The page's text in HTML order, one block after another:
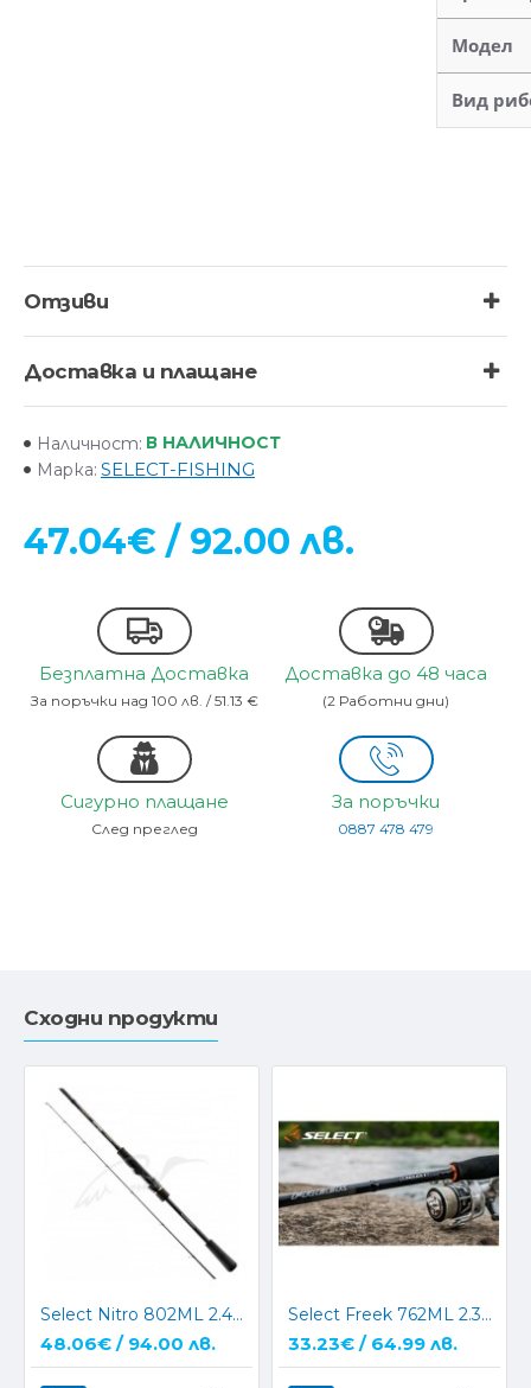
Модел
Вид
Отзиви
Доставка и плащане
Наличност: В НАЛИЧНОСТ
Марка: SELECT-FISHING
47.04€ / 92.00 лв.
Безплатна Доставка
За поръчки над 100 лв. / 51.13 €
Доставка до 48 часа
(2 Работни дни)
Сигурно плащане
След преглед
За поръчки
0887 478 479
Сходни продукти
Select Nitro 802ML 2.44м 4-18г
48.06€ / 94.00 лв.
Select Freek 762ML 2.30м - 4-18г
33.23€ / 64.99 лв.